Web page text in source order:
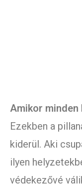
Amikor minden
Ezekben a
kiderül. Aki
ilyen
védekezővé